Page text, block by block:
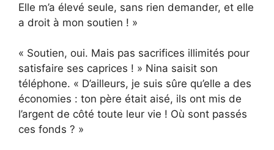
Elle m’a élevé seule, sans rien demander, et elle
a droit à mon soutien ! »
« Soutien, oui. Mais pas sacrifices illimités pour
satisfaire ses caprices ! » Nina saisit son
téléphone. « D’ailleurs, je suis sûre qu’elle a des
économies : ton père était aisé, ils ont mis de
l’argent de côté toute leur vie ! Où sont passés
ces fonds ? »